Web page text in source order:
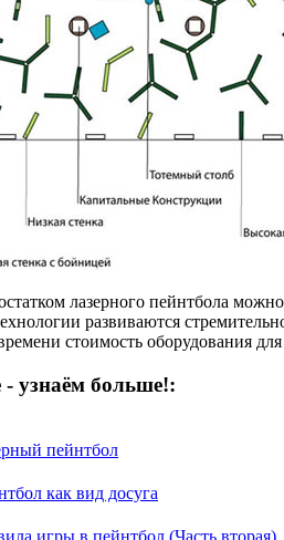
лазерного пейнтбола
развиваются
стоимость оборудования
узнаём больше!:
пейнтбол
как вид досуга